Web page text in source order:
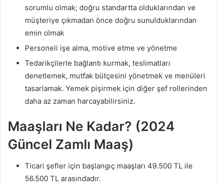
sorumlu olmak; doğru standartta olduklarından ve
müşteriye çıkmadan önce doğru sunulduklarından
emin olmak
Personeli işe alma, motive etme ve yönetme
Tedarikçilerle bağlantı kurmak, teslimatları
denetlemek, mutfak bütçesini yönetmek ve menüleri
tasarlamak. Yemek pişirmek için diğer şef rollerinden
daha az zaman harcayabilirsiniz.
Maaşları Ne Kadar? (2024
Güncel Zamlı Maaş)
Ticari şefler için başlangıç ​​maaşları 49.500 TL ile
56.500 TL arasındadır.